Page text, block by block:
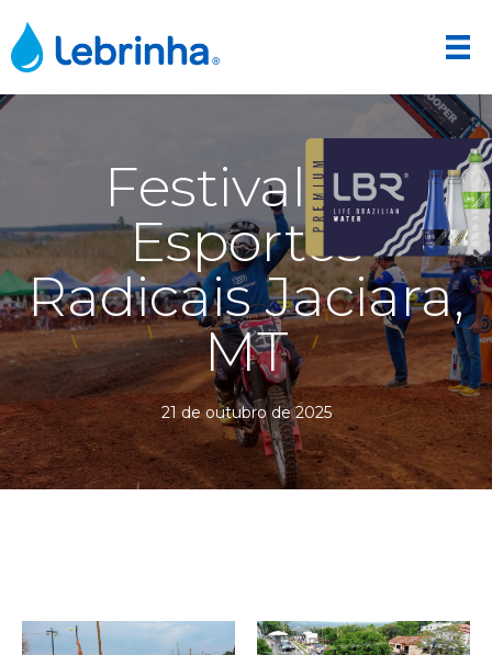
Festival de
Esportes
Radicais Jaciara,
MT
21 de outubro de 2025